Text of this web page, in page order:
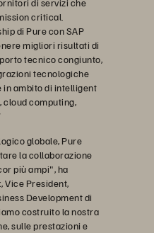
di servizi che
critical.
di Pure con SAP
migliori risultati di
tecnico congiunto,
tecnologiche
in ambito di intelligent
cloud computing,
globale, Pure
la collaborazione
più ampi", ha
Vice President,
Development di
costruito la nostra
sulle prestazioni e